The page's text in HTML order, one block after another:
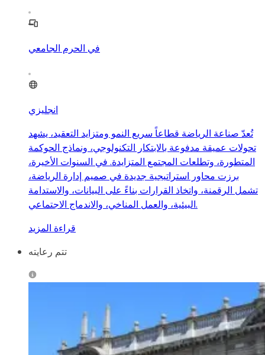
في الحرم الجامعي
انجليزي
تُعدّ صناعة الرياضة قطاعاً سريع النمو ومتزايد التعقيد، يشهد
تحولات عميقة مدفوعة بالابتكار التكنولوجي، ونماذج الحوكمة
المتطورة، وتطلعات المجتمع المتزايدة. في السنوات الأخيرة،
برزت محاور استراتيجية جديدة في صميم إدارة الرياضة،
تشمل الرقمنة، واتخاذ القرارات بناءً على البيانات، والاستدامة
البيئية، والعمل المناخي، والاندماج الاجتماعي.
قراءة المزيد
تتم رعايته